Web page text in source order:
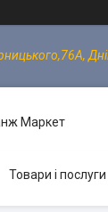
Маркет
Товари і послуги